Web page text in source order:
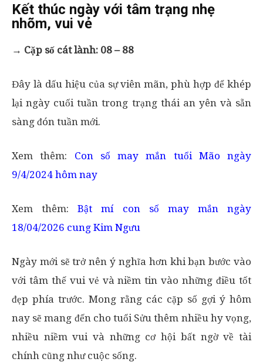
Kết thúc ngày với tâm trạng nhẹ
nhõm, vui vẻ
→ Cặp số cát lành: 08 – 88
Đây là dấu hiệu của sự viên mãn, phù hợp để khép
lại ngày cuối tuần trong trạng thái an yên và sẵn
sàng đón tuần mới.
Xem thêm: Con số may mắn tuổi Mão ngày
9/4/2024 hôm nay
Xem thêm:Bật mí con số may mắn ngày
18/04/2026 cung Kim Ngưu
Ngày mới sẽ trở nên ý nghĩa hơn khi bạn bước vào
với tâm thế vui vẻ và niềm tin vào những điều tốt
đẹp phía trước. Mong rằng các cặp số gợi ý hôm
nay sẽ mang đến cho tuổi Sửu thêm nhiều hy vọng,
nhiều niềm vui và những cơ hội bất ngờ về tài
chính cũng như cuộc sống.